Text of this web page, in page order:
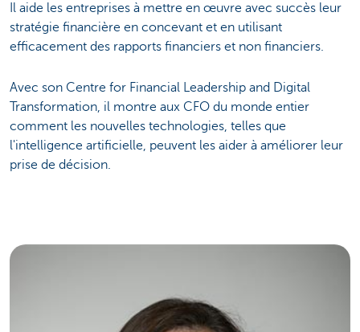
Il aide les entreprises à mettre en œuvre avec succès leur
stratégie financière en concevant et en utilisant
efficacement des rapports financiers et non financiers.
Avec son Centre for Financial Leadership and Digital
Transformation, il montre aux CFO du monde entier
comment les nouvelles technologies, telles que
l'intelligence artificielle, peuvent les aider à améliorer leur
prise de décision.